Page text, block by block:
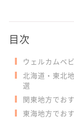
目次
ウェルカムベ
北海道・東北
選
関東地方でお
東海地方でお